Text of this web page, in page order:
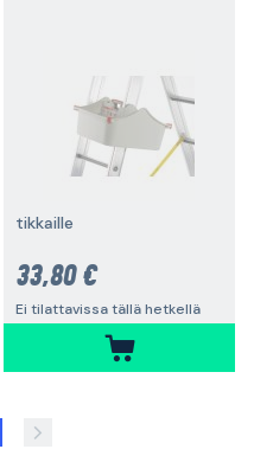
tikkaille
33,80 €
Ei tilattavissa tällä hetkellä